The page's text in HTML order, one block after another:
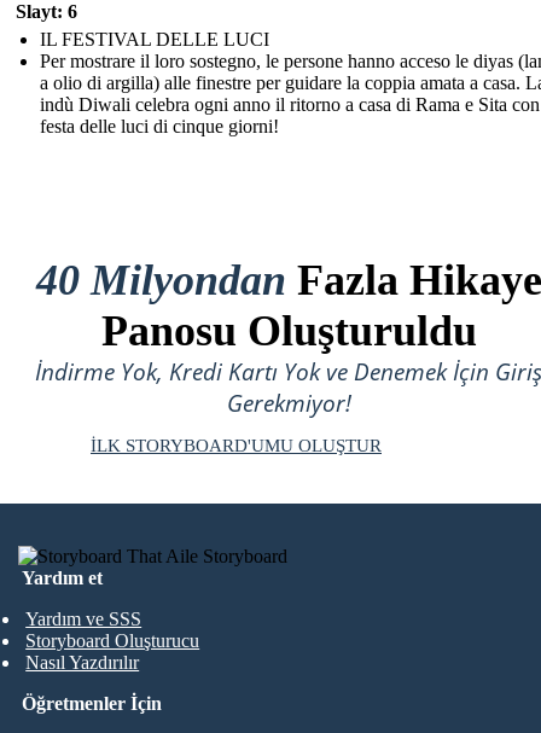
Slayt: 6
IL FESTIVAL DELLE LUCI
Per mostrare il loro sostegno, le persone hanno acceso le diyas
a olio di argilla) alle finestre per guidare la coppia amata a casa.
indù Diwali celebra ogni anno il ritorno a casa di Rama e Sita
festa delle luci di cinque giorni!
40 Milyondan Fazla Hikaye
Panosu Oluşturuldu
İndirme Yok, Kredi Kartı Yok ve Denemek İçin Giriş
Gerekmiyor!
İLK STORYBOARD'UMU OLUŞTUR
Yardım et
Yardım ve SSS
Storyboard Oluşturucu
Nasıl Yazdırılır
Öğretmenler İçin